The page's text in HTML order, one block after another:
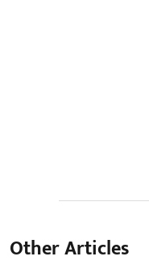
Other Articles